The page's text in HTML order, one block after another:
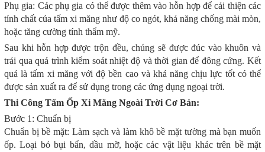
Phụ gia: Các phụ gia có thể được thêm vào hỗn hợp để cải thiện các
tính chất của tấm xi măng như độ co ngót, khả năng chống mài mòn,
hoặc tăng cường tính thẩm mỹ.
Sau khi hỗn hợp được trộn đều, chúng sẽ được đúc vào khuôn và
trải qua quá trình kiểm soát nhiệt độ và thời gian để đông cứng. Kết
quả là tấm xi măng với độ bền cao và khả năng chịu lực tốt có thể
được sản xuất ra để sử dụng trong các ứng dụng ngoại trời.
Thi Công Tấm Ốp Xi Măng Ngoài Trời Cơ Bản:
Bước 1: Chuẩn bị
Chuẩn bị bề mặt: Làm sạch và làm khô bề mặt tường mà bạn muốn
ốp. Loại bỏ bụi bẩn, dầu mỡ, hoặc các vật liệu khác trên bề mặt